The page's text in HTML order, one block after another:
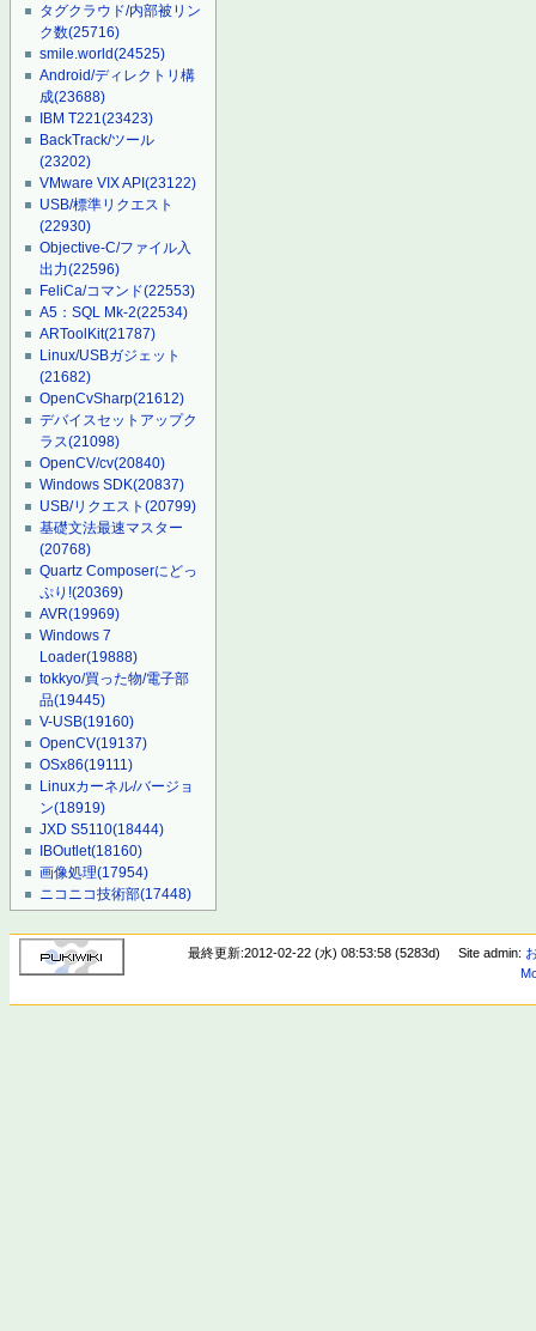
タグクラウド/内部被リン
ク数(25716)
smile.world(24525)
Android/ディレクトリ構
成(23688)
IBM T221(23423)
BackTrack/ツール
(23202)
VMware VIX API(23122)
USB/標準リクエスト
(22930)
Objective-C/ファイル入
出力(22596)
FeliCa/コマンド(22553)
A5：SQL Mk-2(22534)
ARToolKit(21787)
Linux/USBガジェット
(21682)
OpenCvSharp(21612)
デバイスセットアップク
ラス(21098)
OpenCV/cv(20840)
Windows SDK(20837)
USB/リクエスト(20799)
基礎文法最速マスター
(20768)
Quartz Composerにどっ
ぷり!(20369)
AVR(19969)
Windows 7
Loader(19888)
tokkyo/買った物/電子部
品(19445)
V-USB(19160)
OpenCV(19137)
OSx86(19111)
Linuxカーネル/バージョ
ン(18919)
JXD S5110(18444)
IBOutlet(18160)
画像処理(17954)
ニコニコ技術部(17448)
最終更新:2012-02-22 (水) 08:53:58 (5283d) Site admin: